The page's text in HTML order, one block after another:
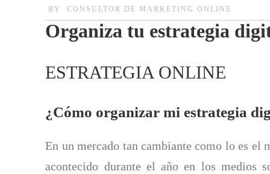
BY CONSULTOR DE MARKETING ONLINE
Organiza tu estrategia
ESTRATEGIA ONLINE
¿Cómo organizar mi estrategia
En un mercado tan cambiante como lo es el
acontecido durante el año en los medios